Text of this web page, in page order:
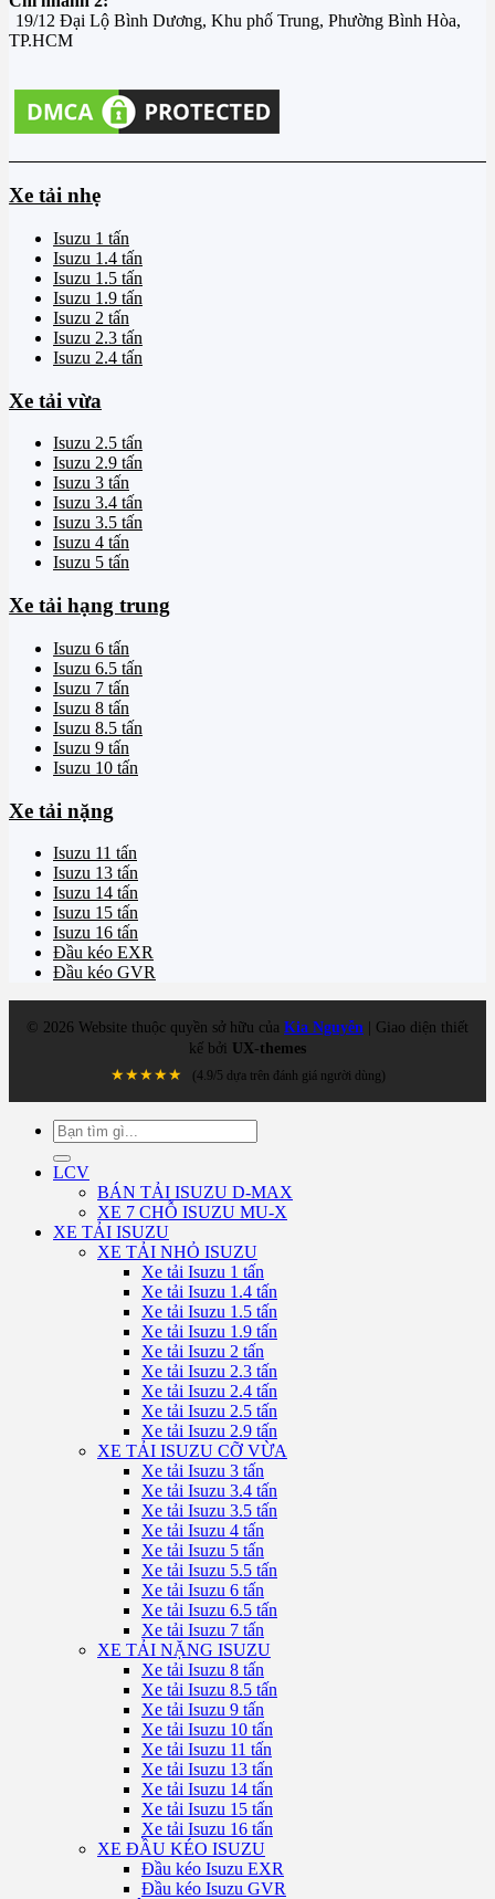
19/12 Đại Lộ Bình Dương, Khu phố Trung, Phường Bình Hòa,
TP.HCM
Xe tải nhẹ
Isuzu 1 tấn
Isuzu 1.4 tấn
Isuzu 1.5 tấn
Isuzu 1.9 tấn
Isuzu 2 tấn
Isuzu 2.3 tấn
Isuzu 2.4 tấn
Xe tải vừa
Isuzu 2.5 tấn
Isuzu 2.9 tấn
Isuzu 3 tấn
Isuzu 3.4 tấn
Isuzu 3.5 tấn
Isuzu 4 tấn
Isuzu 5 tấn
Xe tải hạng trung
Isuzu 6 tấn
Isuzu 6.5 tấn
Isuzu 7 tấn
Isuzu 8 tấn
Isuzu 8.5 tấn
Isuzu 9 tấn
Isuzu 10 tấn
Xe tải nặng
Isuzu 11 tấn
Isuzu 13 tấn
Isuzu 14 tấn
Isuzu 15 tấn
Isuzu 16 tấn
Đầu kéo EXR
Đầu kéo GVR
© 2026 Website thuộc quyền sở hữu của Kia Nguyễn | Giao diện thiết
kế bởi UX-themes
★★★★★
(4.9/5 dựa trên đánh giá người dùng)
Tìm
kiếm:
LCV
BÁN TẢI ISUZU D-MAX
XE 7 CHỖ ISUZU MU-X
XE TẢI ISUZU
XE TẢI NHỎ ISUZU
Xe tải Isuzu 1 tấn
Xe tải Isuzu 1.4 tấn
Xe tải Isuzu 1.5 tấn
Xe tải Isuzu 1.9 tấn
Xe tải Isuzu 2 tấn
Xe tải Isuzu 2.3 tấn
Xe tải Isuzu 2.4 tấn
Xe tải Isuzu 2.5 tấn
Xe tải Isuzu 2.9 tấn
XE TẢI ISUZU CỠ VỪA
Xe tải Isuzu 3 tấn
Xe tải Isuzu 3.4 tấn
Xe tải Isuzu 3.5 tấn
Xe tải Isuzu 4 tấn
Xe tải Isuzu 5 tấn
Xe tải Isuzu 5.5 tấn
Xe tải Isuzu 6 tấn
Xe tải Isuzu 6.5 tấn
Xe tải Isuzu 7 tấn
XE TẢI NẶNG ISUZU
Xe tải Isuzu 8 tấn
Xe tải Isuzu 8.5 tấn
Xe tải Isuzu 9 tấn
Xe tải Isuzu 10 tấn
Xe tải Isuzu 11 tấn
Xe tải Isuzu 13 tấn
Xe tải Isuzu 14 tấn
Xe tải Isuzu 15 tấn
Xe tải Isuzu 16 tấn
XE ĐẦU KÉO ISUZU
Đầu kéo Isuzu EXR
Đầu kéo Isuzu GVR